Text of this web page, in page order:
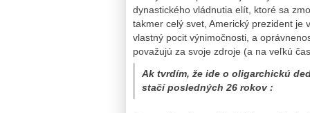
dynastického vládnutia elít, ktoré sa
takmer celý svet, Americký prezident je
vlastný pocit výnimočnosti, a
považujú za svoje zdroje (a na veľkú
Ak tvrdím, že ide o oligarchickú
stačí posledných 26 rokov :